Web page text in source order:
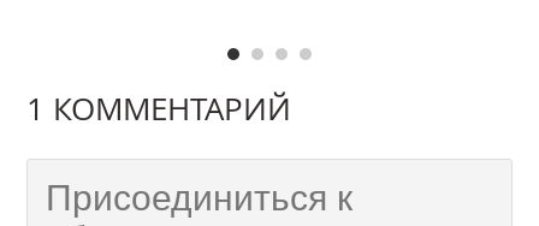
1 КОММЕНТАРИЙ